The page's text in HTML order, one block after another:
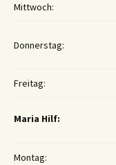
Mittwoch:
Donnerstag:
Freitag:
Maria Hilf:
Montag: